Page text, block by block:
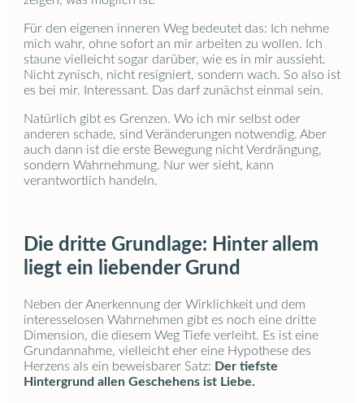
Für den eigenen inneren Weg bedeutet das: Ich nehme
mich wahr, ohne sofort an mir arbeiten zu wollen. Ich
staune vielleicht sogar darüber, wie es in mir aussieht.
Nicht zynisch, nicht resigniert, sondern wach. So also ist
es bei mir. Interessant. Das darf zunächst einmal sein.
Natürlich gibt es Grenzen. Wo ich mir selbst oder
anderen schade, sind Veränderungen notwendig. Aber
auch dann ist die erste Bewegung nicht Verdrängung,
sondern Wahrnehmung. Nur wer sieht, kann
verantwortlich handeln.
Die dritte Grundlage: Hinter allem
liegt ein liebender Grund
Neben der Anerkennung der Wirklichkeit und dem
interesselosen Wahrnehmen gibt es noch eine dritte
Dimension, die diesem Weg Tiefe verleiht. Es ist eine
Grundannahme, vielleicht eher eine Hypothese des
Herzens als ein beweisbarer Satz: Der tiefste
Hintergrund allen Geschehens ist Liebe.